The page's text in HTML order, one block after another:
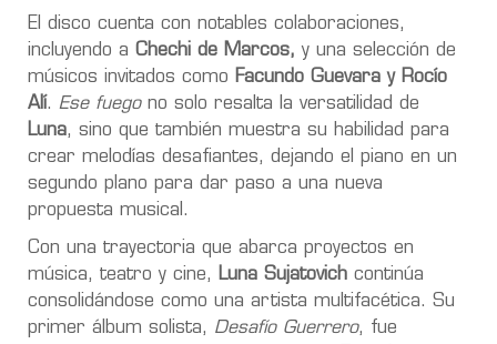
El disco cuenta con notables colaboraciones,
incluyendo a Chechi de Marcos, y una selección de
músicos invitados como Facundo Guevara y Rocío
Alí. Ese fuegono solo resalta la versatilidad de
Luna, sino que también muestra su habilidad para
crear melodías desafiantes, dejando el piano en un
segundo plano para dar paso a una nueva
propuesta musical.
Con una trayectoria que abarca proyectos en
música, teatro y cine,
Luna Sujatovich continúa
consolidándose como una artista multifacética. Su
primer álbum solista, Desafío Guerrero, fue